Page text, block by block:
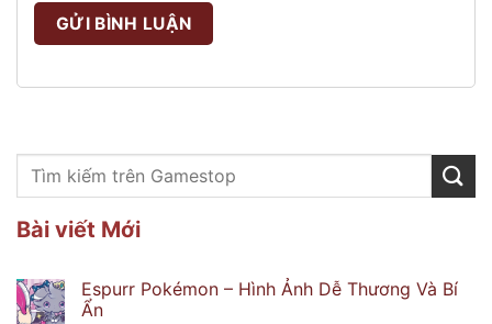
Bài viết Mới
Espurr Pokémon – Hình Ảnh Dễ Thương Và Bí
Ẩn